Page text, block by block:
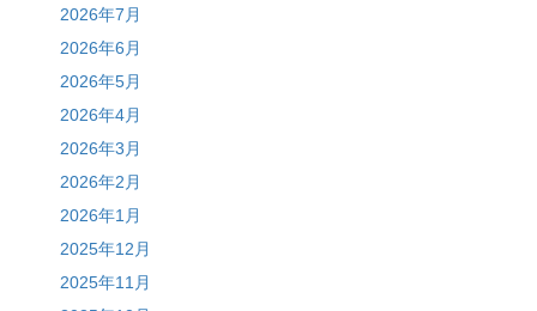
2026年7月
2026年6月
2026年5月
2026年4月
2026年3月
2026年2月
2026年1月
2025年12月
2025年11月